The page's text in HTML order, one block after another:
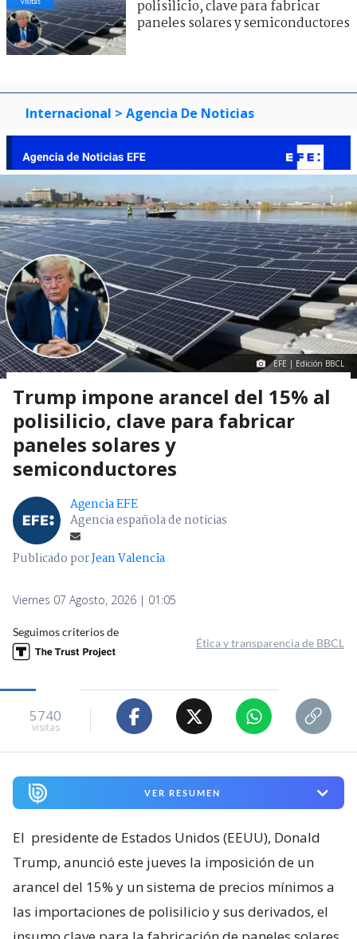
polisilicio, clave para fabricar
paneles solares y semiconductores
Internacional > Agencia De Noticias
EFE | Edición BBCL
Trump impone arancel del 15% al
polisilicio, clave para fabricar
paneles solares y
semiconductores
Agencia EFE
Agencia española de noticias
Publicado porJean Valencia
Viernes 07 Agosto, 2026 | 01:05
Seguimos criterios de
Ética y transparencia de BBCL
5740
visitas
VER RESUMEN
El presidente de Estados Unidos (EEUU), Donald
Trump, anunció este jueves la imposición de un
arancel del 15% y un sistema de precios mínimos a
las importaciones de polisilicio y sus derivados, el